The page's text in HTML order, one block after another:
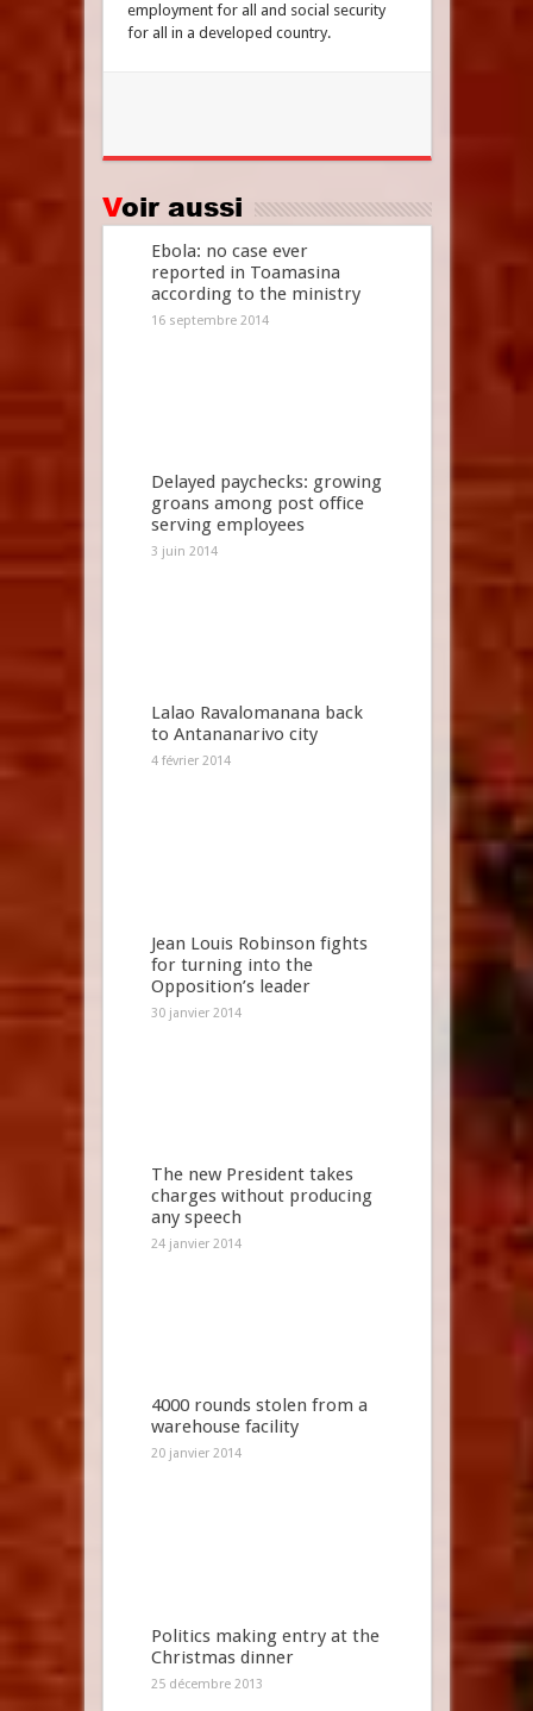
employment for all and social security
for all in a developed country.
Voir aussi
Ebola: no case ever
reported in Toamasina
according to the ministry
16 septembre 2014
Delayed paychecks: growing
groans among post office
serving employees
3 juin 2014
Lalao Ravalomanana back
to Antananarivo city
4 février 2014
Jean Louis Robinson fights
for turning into the
Opposition’s leader
30 janvier 2014
The new President takes
charges without producing
any speech
24 janvier 2014
4000 rounds stolen from a
warehouse facility
20 janvier 2014
Politics making entry at the
Christmas dinner
25 décembre 2013